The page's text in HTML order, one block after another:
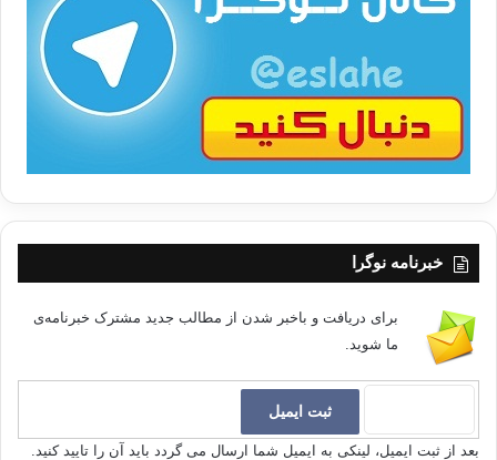
خبرنامه نوگرا
برای دریافت و باخبر شدن از مطالب جدید مشترک خبرنامه‌ی
ما شوید.
بعد از ثبت ایمیل، لینکی به ایمیل شما ارسال می گردد باید آن را تایید کنید.